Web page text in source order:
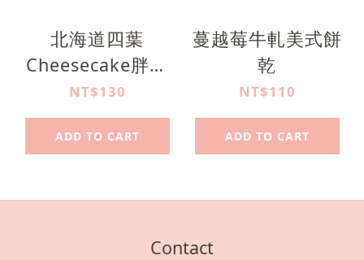
北海道四葉
Cheesecake胖餅
乾
NT$130
ADD TO CART
蔓越莓牛軋美式餅
乾
NT$110
ADD TO CART
Contact